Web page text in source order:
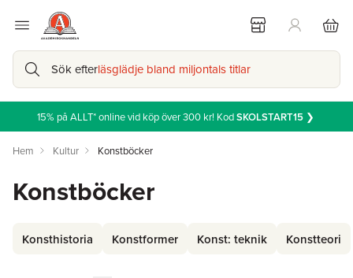
Sök efterläsglädje bland miljontals titlar
15% på ALLT* online vid köp över 300 kr! KodSKOLSTART15❯
Hem Kultur Konstböcker
Konstböcker
Konsthistoria Konstformer Konst: teknik Konstteori